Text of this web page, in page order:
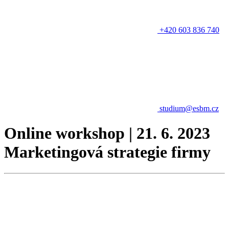
+420 603 836 740
studium@esbm.cz
Online workshop | 21. 6. 2023
Marketingová strategie firmy